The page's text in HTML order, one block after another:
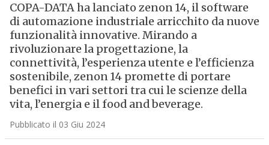
COPA-DATA ha lanciato zenon 14, il software
di automazione industriale arricchito da nuove
funzionalità innovative. Mirando a
rivoluzionare la progettazione, la
connettività, l’esperienza utente e l’efficienza
sostenibile, zenon 14 promette di portare
benefici in vari settori tra cui le scienze della
vita, l’energia e il food and beverage.
Pubblicato il 03 Giu 2024